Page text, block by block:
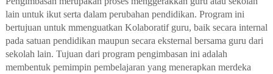
lain untuk ikut serta dalam perubahan pendidikan. Program ini
bertujuan untuk mmenguatkan Kolaboratif guru, baik secara internal
pada satuan pendidikan maupun secara eksternal bersama guru dari
sekolah lain. Tujuan dari program pengimbasan ini adalah
membentuk pemimpin pembelajaran yang menerapkan merdeka